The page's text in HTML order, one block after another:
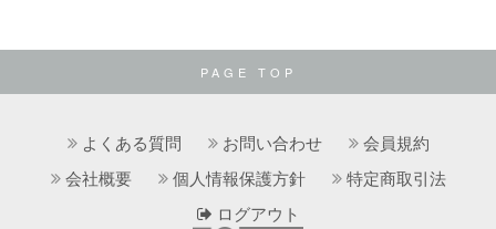
PAGE TOP
よくある質問 お問い合わせ
会員規約
会社概要
個人情報保護方針
特定商取引法
ログアウト